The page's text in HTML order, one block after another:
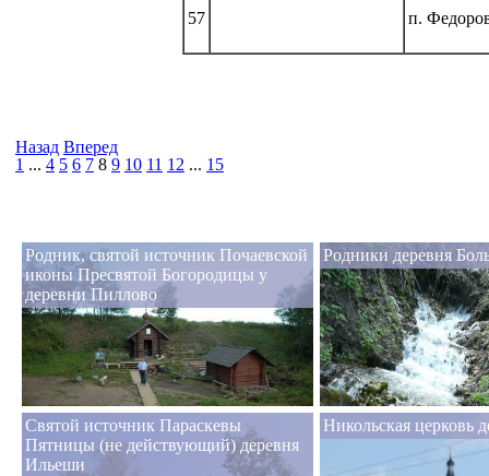
57 п.
1 ... 4 5 6 7 8 9 10 11 12 ... 15
Назад Вперед
Родник, святой источник Почаевской
иконы Пресвятой Богородицы у
деревни Пиллово
Родники деревня
Святой источник Параскевы
Пятницы (не действующий) деревня
Ильеши
Никольская церковь